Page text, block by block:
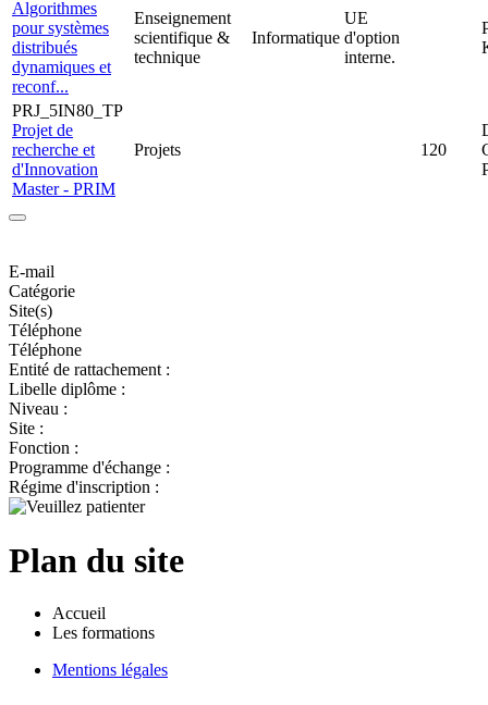
Algorithmes
pour systèmes
distribués
dynamiques et
reconf...
Enseignement
scientifique &
technique
Informatique
UE
d'option
interne.
PRJ_5IN80_TP
Projet de
recherche et
d'Innovation
Master - PRIM
Projets 120
E-mail
Catégorie
Site(s)
Téléphone
Téléphone
Entité de rattachement :
Libelle diplôme :
Niveau :
Site :
Fonction :
Programme d'échange :
Régime d'inscription :
Plan du site
Accueil
Les formations
Mentions légales